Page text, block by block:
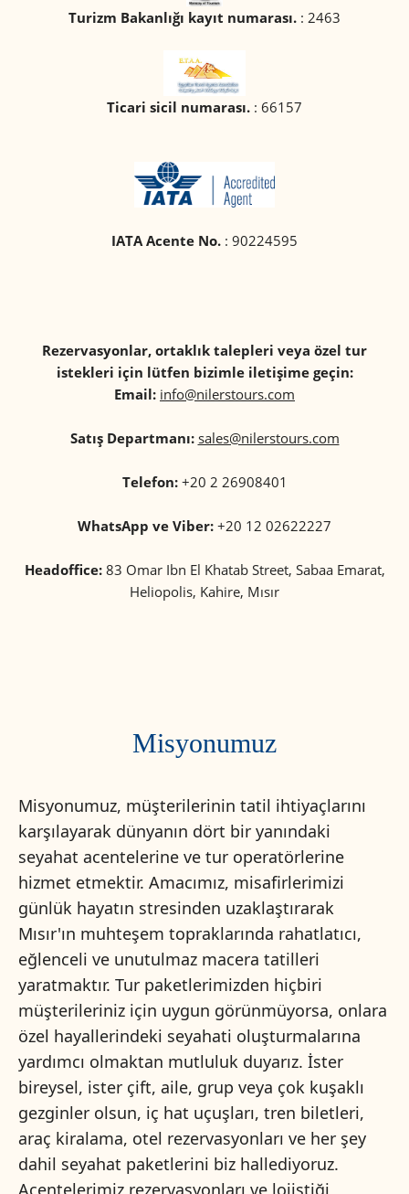
Turizm Bakanlığı kayıt numarası. : 2463
Ticari sicil numarası. : 66157
IATA Acente No. : 90224595
Rezervasyonlar, ortaklık talepleri veya özel tur
istekleri için lütfen bizimle iletişime geçin:
Email: info@nilerstours.com
Satış Departmanı: sales@nilerstours.com
Telefon:+20 2 26908401
WhatsApp ve Viber: +20 12 02622227
Headoffice:83 Omar Ibn El Khatab Street, Sabaa Emarat,
Heliopolis, Kahire, Mısır
Misyonumuz
Misyonumuz, müşterilerinin tatil ihtiyaçlarını
karşılayarak dünyanın dört bir yanındaki
seyahat acentelerine ve tur operatörlerine
hizmet etmektir. Amacımız, misafirlerimizi
günlük hayatın stresinden uzaklaştırarak
Mısır'ın muhteşem topraklarında rahatlatıcı,
eğlenceli ve unutulmaz macera tatilleri
yaratmaktır. Tur paketlerimizden hiçbiri
müşterileriniz için uygun görünmüyorsa, onlara
özel hayallerindeki seyahati oluşturmalarına
yardımcı olmaktan mutluluk duyarız. İster
bireysel, ister çift, aile, grup veya çok kuşaklı
gezginler olsun, iç hat uçuşları, tren biletleri,
araç kiralama, otel rezervasyonları ve her şey
dahil seyahat paketlerini biz hallediyoruz.
Acentelerimiz rezervasyonları ve lojistiği